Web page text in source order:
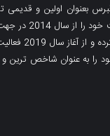
قبرس بعنوان اولین و
فارسی زبان در
در حوزه های
را به عنوان شاخص ترین و